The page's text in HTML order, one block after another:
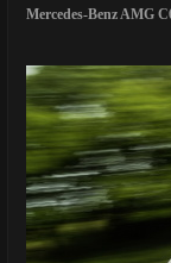
Mercedes-Benz AMG